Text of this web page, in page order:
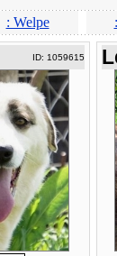
: Welpe
ID: 1059615